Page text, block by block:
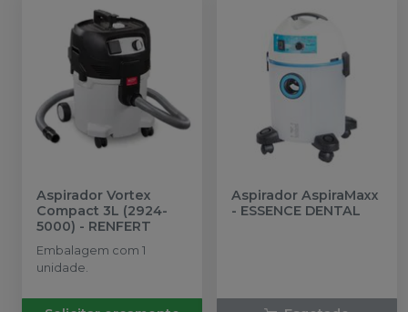
Aspirador Vortex
Compact 3L (2924-
5000) - RENFERT
Embalagem com 1
unidade.
Aspirador AspiraMaxx
- ESSENCE DENTAL